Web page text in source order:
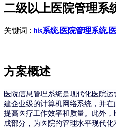
二级以上医院管理系
关键词 : his系统,⁪医院管理系统,
方案概述
医院信息管理系统是现代化医院
建企业级的计算机网络系统，并
提高医疗工作效率和质量。此外
成部分，为医院的管理水平现代化